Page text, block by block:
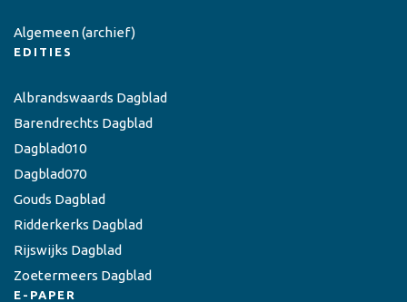
Algemeen(archief)
EDITIES
Albrandswaards Dagblad
Barendrechts Dagblad
Dagblad010
Dagblad070
Gouds Dagblad
Ridderkerks Dagblad
Rijswijks Dagblad
Zoetermeers Dagblad
E-PAPER